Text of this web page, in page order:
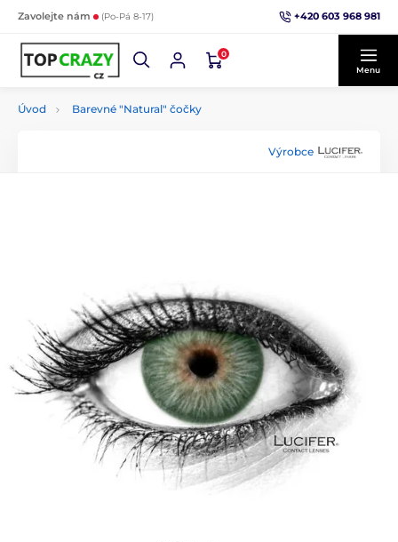
Zavolejte nám (Po-Pá 8-17) +420 603 968 981
0
Menu
Úvod Barevné "Natural" čočky
Výrobce